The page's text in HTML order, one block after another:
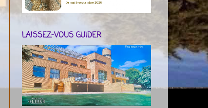
LAISSEZ-VOUS GUIDER